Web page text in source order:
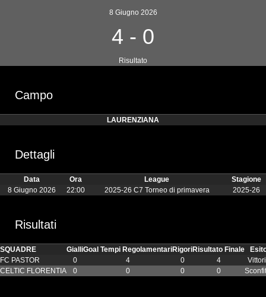
8 Giugno 2026
4 - 0
Risultato
Campo
LAURENZIANA
Dettagli
Data Ora League
Stagione
8 Giugno 2026
22:00 2025-26 C7 Torneo di primavera 2025-26
Risultati
SQUADRE GialliGoal Tempi RegolamentariRigoriRisultato Finale
FC PASTOR
0 4 0 4
CELTIC FLORENTIA
0 0 0 0